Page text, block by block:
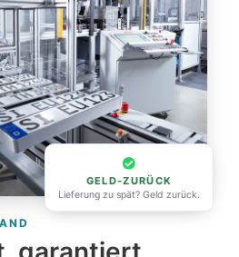
GELD-ZURÜCK
Lieferung zu spät? Geld zurück.